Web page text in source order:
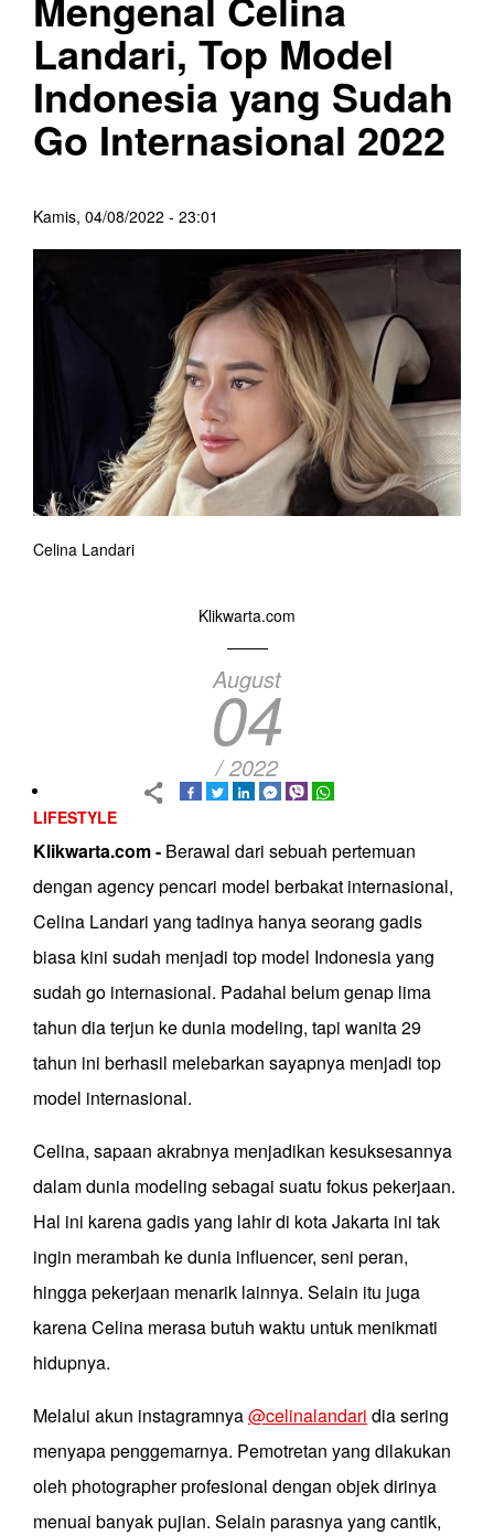
Landari, Top Model
Indonesia yang Sudah
Go Internasional 2022
Kamis, 04/08/2022 - 23:01
Celina Landari
Klikwarta.com
August
04
/ 2022
LIFESTYLE
Klikwarta.com - Berawal dari sebuah pertemuan
dengan agency pencari model berbakat internasional,
Celina Landari yang tadinya hanya seorang gadis
biasa kini sudah menjadi top model Indonesia yang
sudah go internasional. Padahal belum genap lima
tahun dia terjun ke dunia modeling, tapi wanita 29
tahun ini berhasil melebarkan sayapnya menjadi top
model internasional.
Celina, sapaan akrabnya menjadikan kesuksesannya
dalam dunia modeling sebagai suatu fokus pekerjaan.
Hal ini karena gadis yang lahir di kota Jakarta ini tak
ingin merambah ke dunia influencer, seni peran,
hingga pekerjaan menarik lainnya. Selain itu juga
karena Celina merasa butuh waktu untuk menikmati
hidupnya.
Melalui akun instagramnya@celinalandari dia sering
menyapa penggemarnya. Pemotretan yang dilakukan
oleh photographer profesional dengan objek dirinya
menuai banyak pujian. Selain parasnya yang cantik,